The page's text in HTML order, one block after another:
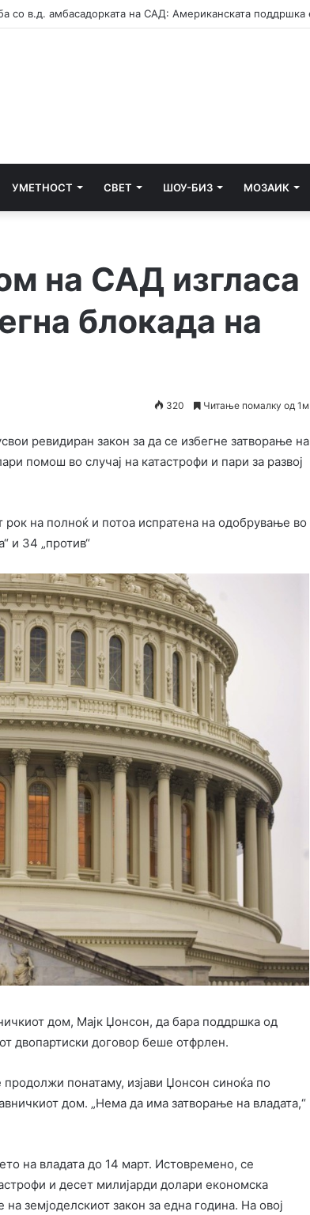
УМЕТНОСТ СВЕТ ШОУ-БИЗ МОЗАИК
на САД изгласа
блокада на
320 Читање помалку од 1м
ревидиран закон за да се избегне затворање на
помош во случај на катастрофи и пари за развој
на полноќ и потоа испратена на одобрување во
и 34 „против“
дом, Мајк Џонсон, да бара поддршка од
двопартиски договор беше отфрлен.
понатаму, изјави Џонсон синоќа по
дом. „Нема да има затворање на владата,“
на владата до 14 март. Истовремено, се
и десет милијарди долари економска
земјоделскиот закон за една година. На овој